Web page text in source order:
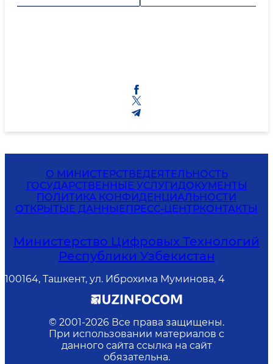
О МИНИСТЕРСТВЕДЕЯТЕЛЬНОСТЬ
ГОСУДАРСТВЕННЫЕ УСЛУГИДОКУМЕНТЫ
ПОЛИТИКА КОНФИДЕНЦИАЛЬНОСТИ
ОТКРЫТЫЕ ДАННЫЕПРЕСС-ЦЕНТРКОНТАКТЫ
Министерство Цифровых Технологий
Республики Узбекистан
100164, Ташкент, ул. Иброхима Муминова, 4
© 2001-2026 Все права защищены.
При использовании материалов с
данного сайта ссылка на сайт
обязательна.